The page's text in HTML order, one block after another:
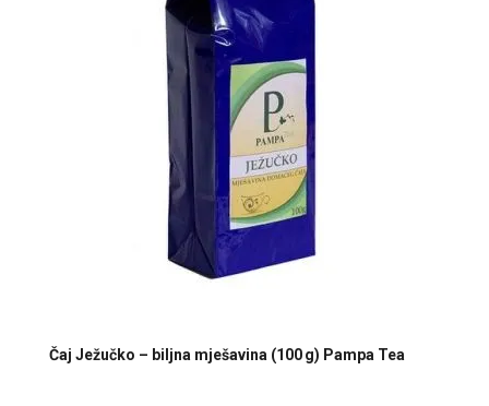
Čaj Ježučko – biljna mješavina (100 g) Pampa Tea